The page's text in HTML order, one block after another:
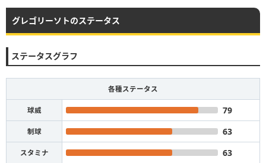
グレゴリーソトのステータス
ステータスグラフ
各種ステータス
球威 79
制球 63
スタミナ 63